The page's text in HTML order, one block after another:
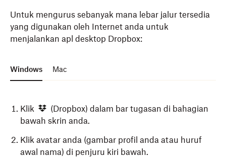
Untuk mengurus sebanyak mana lebar jalur tersedia
yang digunakan oleh Internet anda untuk
menjalankan apl desktop Dropbox:
Windows Mac
Klik
(Dropbox) dalam bar tugasan di bahagian
bawah skrin anda.
Klik avatar anda (gambar profil anda atau huruf
awal nama) di penjuru kiri bawah.